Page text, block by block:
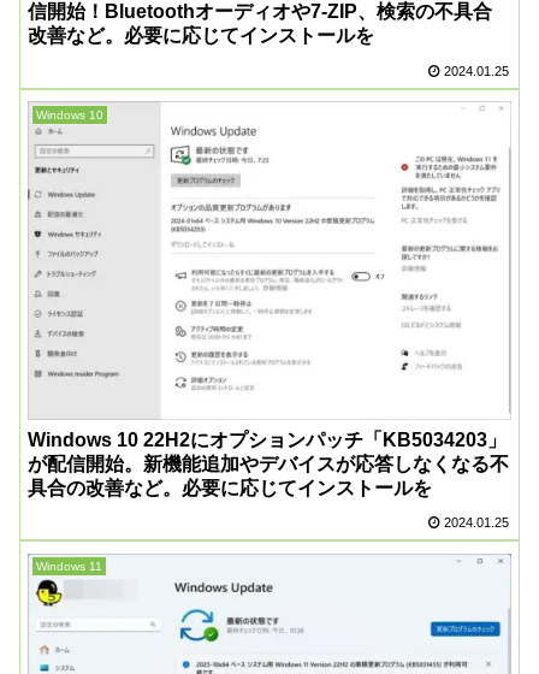
信開始！Bluetoothオーディオや7-ZIP、検索の不具合
改善など。必要に応じてインストールを
2024.01.25
Windows 10
Windows 10 22H2にオプションパッチ「KB5034203」
が配信開始。新機能追加やデバイスが応答しなくなる不
具合の改善など。必要に応じてインストールを
2024.01.25
Windows 11